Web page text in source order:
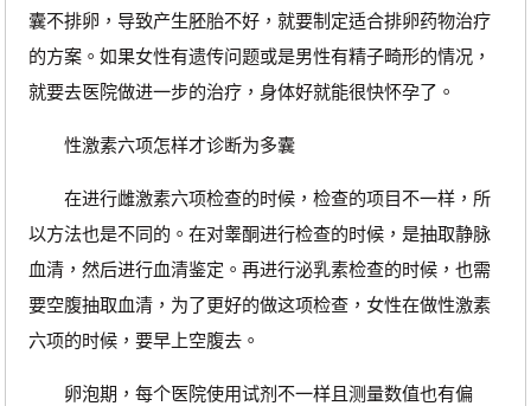
囊不排卵，导致产生胚胎不好，就要制定适合排卵药物治疗
的方案。如果女性有遗传问题或是男性有精子畸形的情况，
就要去医院做进一步的治疗，身体好就能很快怀孕了。
性激素六项怎样才诊断为多囊
在进行雌激素六项检查的时候，检查的项目不一样，所
以方法也是不同的。在对睾酮进行检查的时候，是抽取静脉
血清，然后进行血清鉴定。再进行泌乳素检查的时候，也需
要空腹抽取血清，为了更好的做这项检查，女性在做性激素
六项的时候，要早上空腹去。
卵泡期，每个医院使用试剂不一样且测量数值也有偏